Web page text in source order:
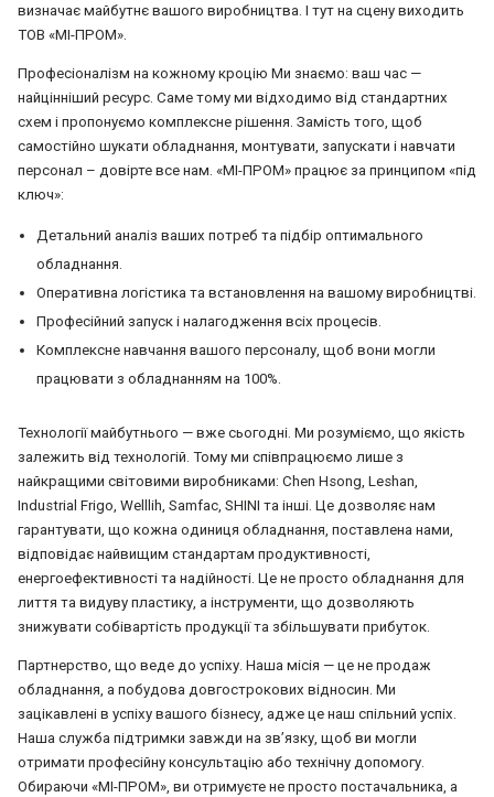
визначає майбутнє вашого виробництва. І тут на сцену виходить
ТОВ «МІ-ПРОМ».
Професіоналізм на кожному кроцію Ми знаємо: ваш час —
найцінніший ресурс. Саме тому ми відходимо від стандартних
схем і пропонуємо комплексне рішення. Замість того, щоб
самостійно шукати обладнання, монтувати, запускати і навчати
персонал – довірте все нам. «МІ-ПРОМ» працює за принципом «під
ключ»:
Детальний аналіз ваших потреб та підбір оптимального
обладнання.
Оперативна логістика та встановлення на вашому виробництві.
Професійний запуск і налагодження всіх процесів.
Комплексне навчання вашого персоналу, щоб вони могли
працювати з обладнанням на 100%.
Технології майбутнього — вже сьогодні. Ми розуміємо, що якість
залежить від технологій. Тому ми співпрацюємо лише з
найкращими світовими виробниками: Chen Hsong, Leshan,
Industrial Frigo, Welllih, Samfac, SHINI та інші. Це дозволяє нам
гарантувати, що кожна одиниця обладнання, поставлена нами,
відповідає найвищим стандартам продуктивності,
енергоефективності та надійності. Це не просто обладнання для
лиття та видуву пластику, а інструменти, що дозволяють
знижувати собівартість продукції та збільшувати прибуток.
Партнерство, що веде до успіху. Наша місія — це не продаж
обладнання, а побудова довгострокових відносин. Ми
зацікавлені в успіху вашого бізнесу, адже це наш спільний успіх.
Наша служба підтримки завжди на зв’язку, щоб ви могли
отримати професійну консультацію або технічну допомогу.
Обираючи «МІ-ПРОМ», ви отримуєте не просто постачальника, а